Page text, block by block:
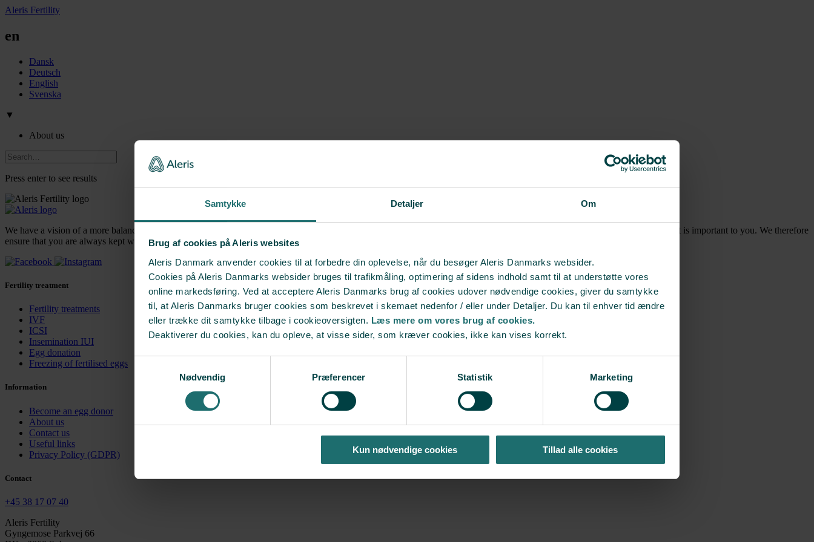
Samtykke Detaljer Om
Brug af cookies på Aleris websites
Aleris Danmark anvender cookies til at forbedre din oplevelse, når du besøger Aleris Danmarks websider.
Cookies på Aleris Danmarks websider bruges til trafikmåling, optimering af sidens indhold samt til at understøtte vores
online markedsføring. Ved at acceptere Aleris Danmarks brug af cookies udover nødvendige cookies, giver du samtykke
til, at Aleris Danmarks bruger cookies som beskrevet i skemaet nedenfor / eller under Detaljer. Du kan til enhver tid ændre
eller trække dit samtykke tilbage i cookieoversigten. Læs mere om vores brug af cookies.
Deaktiverer du cookies, kan du opleve, at visse sider, som kræver cookies, ikke kan vises korrekt.
Nødvendig
Præferencer Statistik Marketing
Kun nødvendige cookies Tillad alle cookies
Aleris Fertility
en
Dansk
Deutsch
English
Svenska
▼
About us
Press enter to see results
We have a vision of a more balanced fertility treatment with more time for each individual and with more room for individual treatment. You need peace of mind to focus on what is important to you. We therefore
ensure that you are always kept well informed about the course of the treatment.
Fertility treatment
Fertility treatments
IVF
ICSI
Insemination IUI
Egg donation
Freezing of fertilised eggs
Information
Become an egg donor
About us
Contact us
Useful links
Privacy Policy (GDPR)
Contact
+45 38 17 07 40
Aleris Fertility
Gyngemose Parkvej 66